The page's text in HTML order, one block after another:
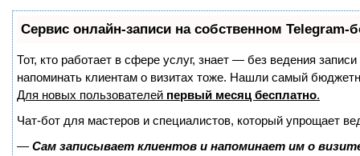
Сервис онлайн-записи на собственном Telegram-
Тот, кто работает в сфере услуг, знает — без ведения
напоминать клиентам о визитах тоже. Нашли самый
Для новых пользователей первый месяц бесплатно.
Чат-бот для мастеров и специалистов, который упрощает
— Сам записывает клиентов и напоминает им о